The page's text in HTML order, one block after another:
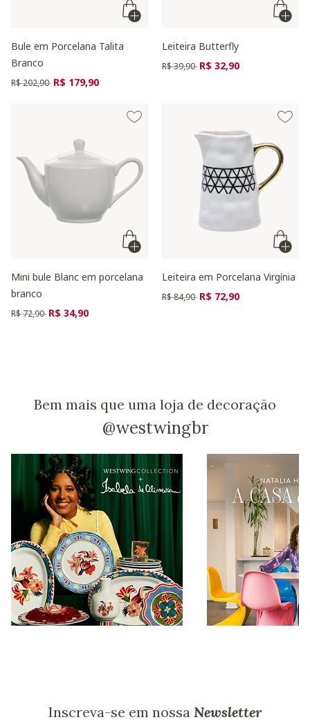
Bule em Porcelana Talita
Branco
Preço reduzido de
R$ 202,90 para
R$ 179,90
Leiteira Butterfly
Preço reduzido de
R$ 39,90 para
R$ 32,90
Mini bule Blanc em porcelana
branco
Preço reduzido de
R$ 72,90 para
R$ 34,90
Leiteira em Porcelana Virgínia
Preço reduzido de
R$ 84,90 para
R$ 72,90
Bem mais que uma loja de decoração
@westwingbr
Inscreva-se em nossa Newsletter